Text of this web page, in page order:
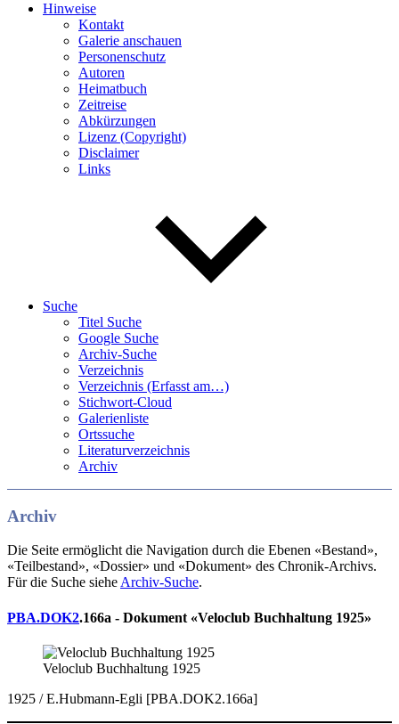
Hinweise
Kontakt
Galerie anschauen
Personenschutz
Autoren
Heimatbuch
Zeitreise
Abkürzungen
Lizenz (Copyright)
Disclaimer
Links
Suche
Titel Suche
Google Suche
Archiv-Suche
Verzeichnis
Verzeichnis (Erfasst am…)
Stichwort-Cloud
Galerienliste
Ortssuche
Literaturverzeichnis
Archiv
Archiv
Die Seite ermöglicht die Navigation durch die Ebenen «Bestand»,
«Teilbestand», «Dossier» und «Dokument» des Chronik-Archivs.
Für die Suche sieheArchiv-Suche.
PBA.DOK2.166a - Dokument «Veloclub Buchhaltung 1925»
Veloclub Buchhaltung 1925
1925 / E.Hubmann-Egli [PBA.DOK2.166a]